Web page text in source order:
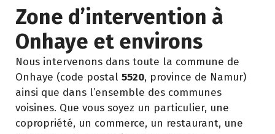
Zone d’intervention à
Onhaye et environs
Nous intervenons dans toute la commune de
Onhaye (code postal 5520, province de Namur)
ainsi que dans l’ensemble des communes
voisines. Que vous soyez un particulier, une
copropriété, un commerce, un restaurant, une